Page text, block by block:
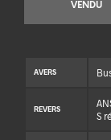
VENDU
AVERS
REVERS
S